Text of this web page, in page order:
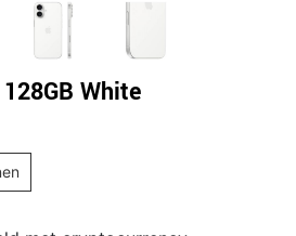
White